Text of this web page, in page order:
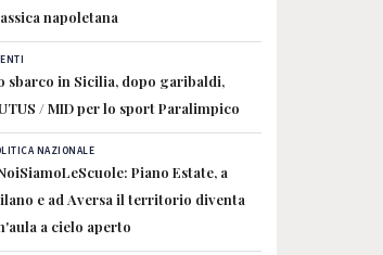
napoletana
sbarco in Sicilia, dopo garibaldi,
/ MID per lo sport Paralimpico
NAZIONALE
Piano Estate, a
e ad Aversa il territorio diventa
a cielo aperto